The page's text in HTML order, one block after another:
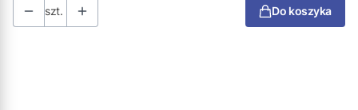
szt. Do koszyka